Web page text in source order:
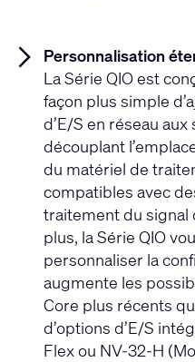
Personnalisation
La Série QIO est
façon plus simple
d’E/S en réseau
découplant
du matériel de
compatibles avec
traitement du signal
plus, la Série QIO
personnaliser la
augmente les
Core plus récents
d’options d’E/S
Flex ou NV-32-H